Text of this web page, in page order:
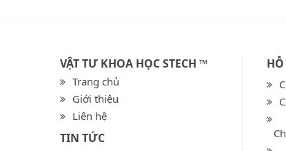
VẬT TƯ KHOA HỌC STECH ™
Trang chủ
Giới thiệu
Liên hệ
TIN TỨC